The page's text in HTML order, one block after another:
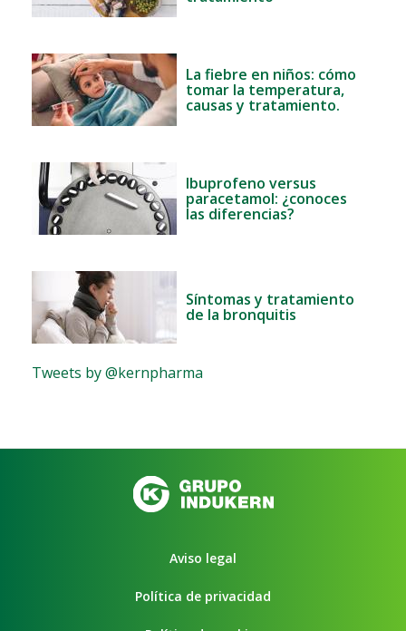
La fiebre en niños: cómo
tomar la temperatura,
causas y tratamiento.
Ibuprofeno versus
paracetamol: ¿conoces
las diferencias?
Síntomas y tratamiento
de la bronquitis
Tweets by @kernpharma
Aviso legal
Política de privacidad